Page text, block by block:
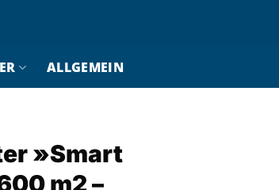
ALLGEMEIN
»Smart
m2 –